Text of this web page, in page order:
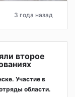
3 года назад
второе
Участие в
области.